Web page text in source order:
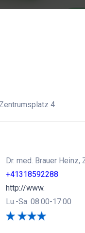
4
Dr. med. Brauer
+41318592288
http://www.
Lu.-Sa. 08:00-17:00